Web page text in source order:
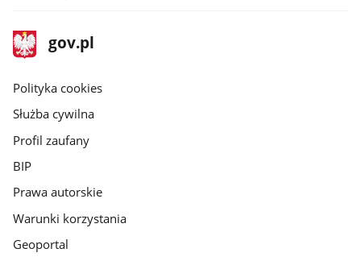
stopka
gov.pl
Strona
gov.pl
gov.pl
Polityka cookies
Służba cywilna
Profil zaufany
BIP
Prawa autorskie
Warunki korzystania
Geoportal